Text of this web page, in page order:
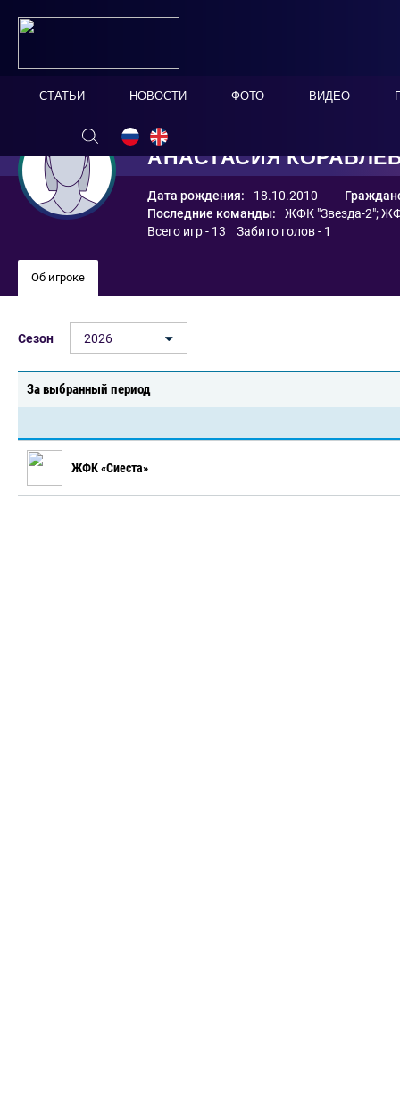
СТАТЬИ НОВОСТИ ФОТО ВИДЕО
АНАСТАСИЯ
Дата рождения: 18.10.2010
Последние команды:
ЖФК "Звезда-2";
Всего игр - 13 Забито голов - 1
Об игроке
Сезон 2026
За выбранный период
ЖФК «Сиеста»